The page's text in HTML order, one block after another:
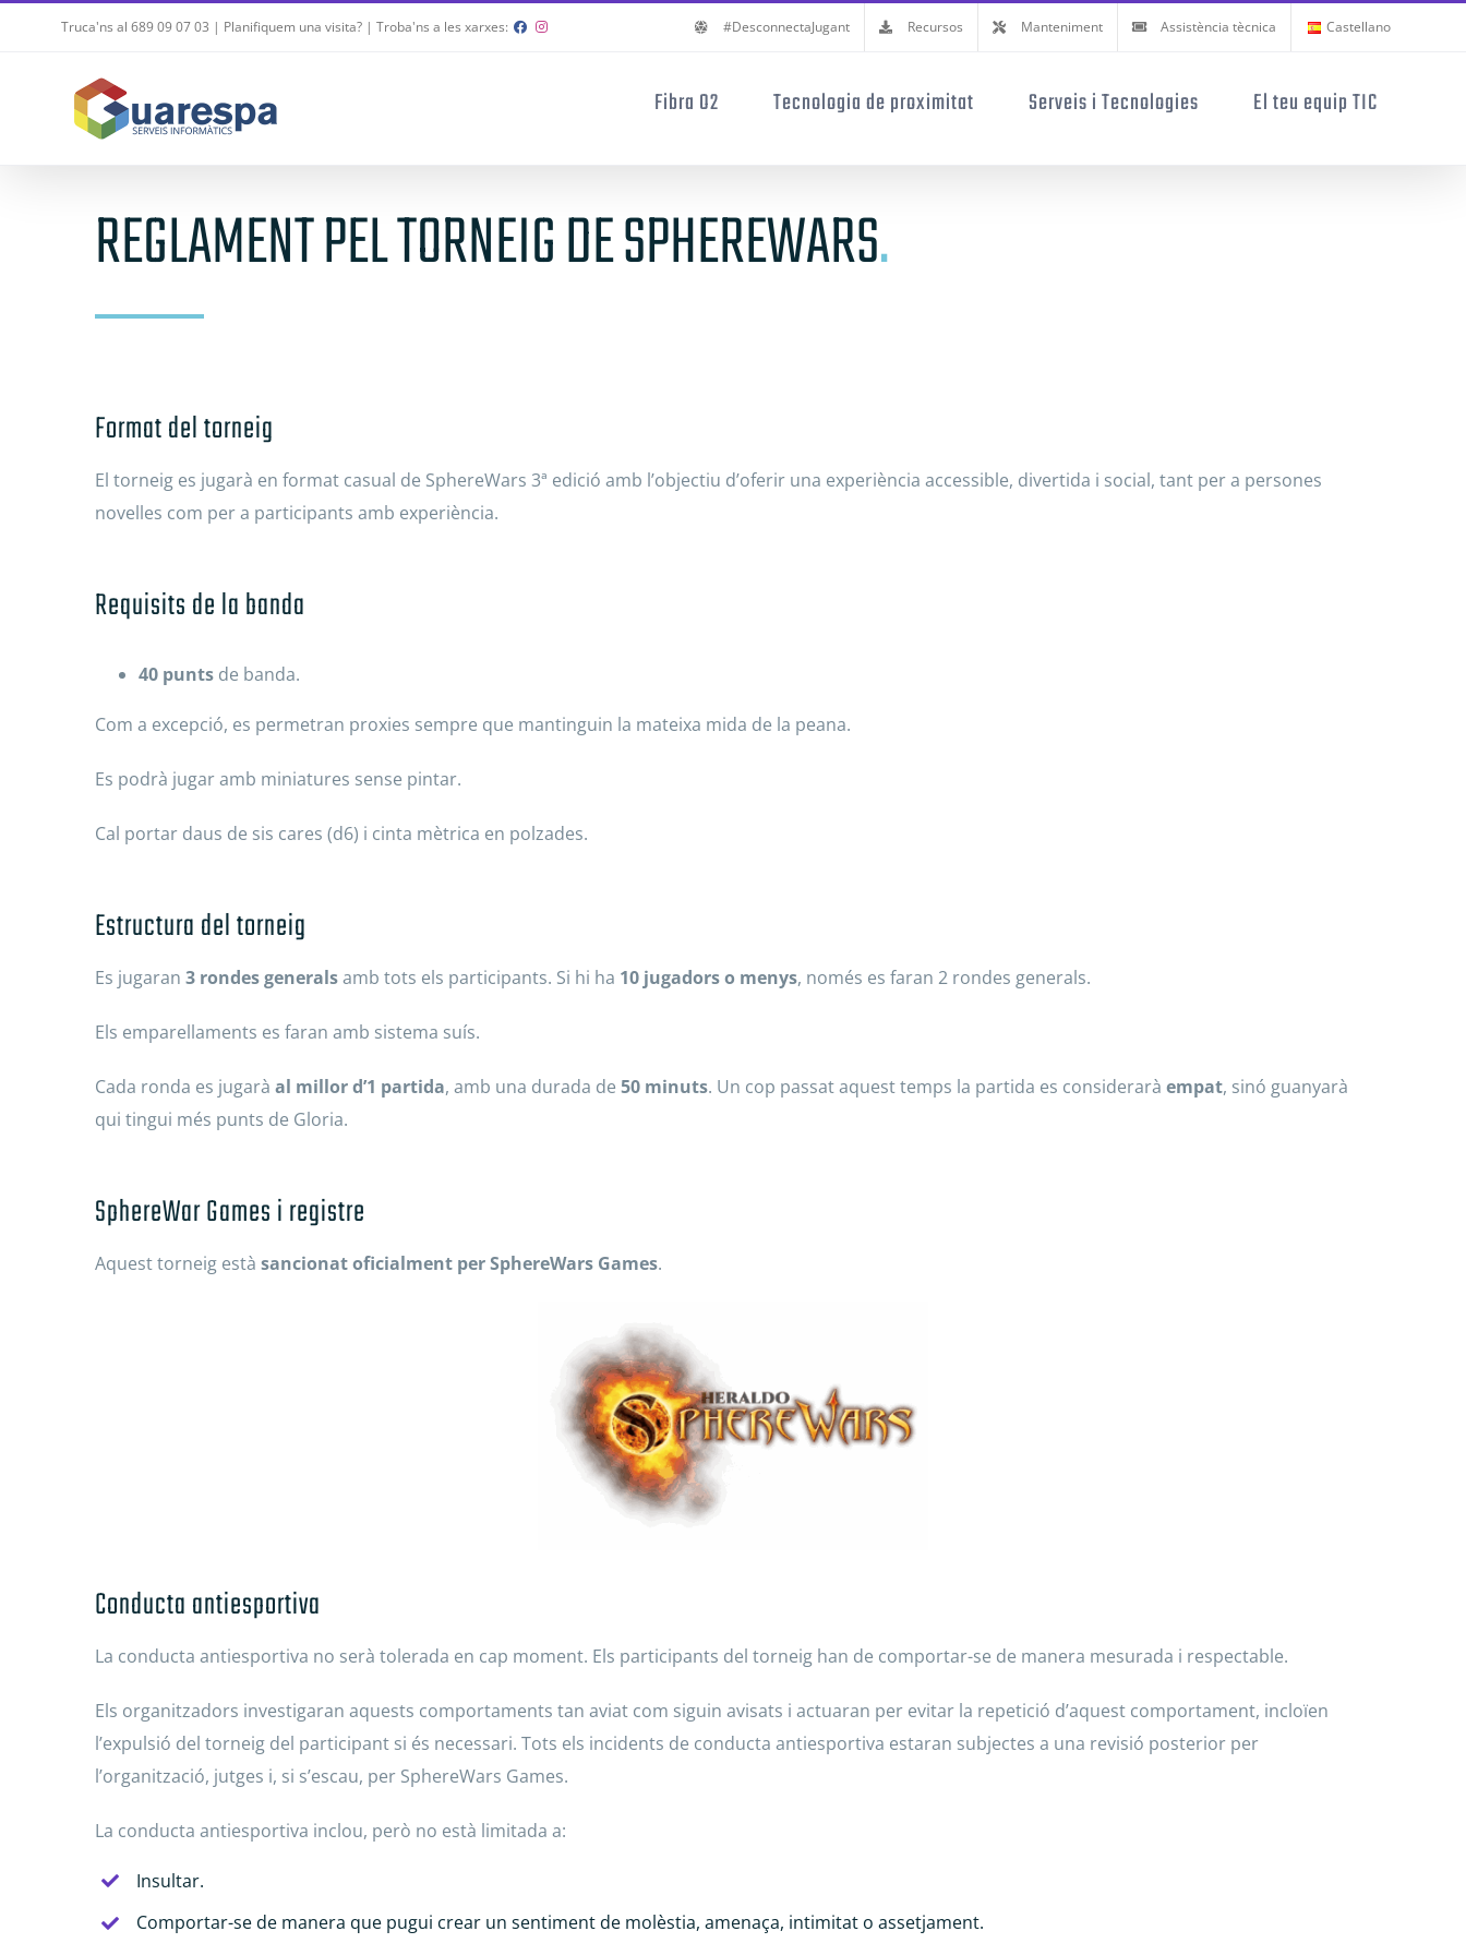
Truca'ns al 689 09 07 03 | Planifiquem una visita?| Troba'ns a les xarxes: #DesconnectaJugant Recursos Manteniment Assistència tècnica Castellano
Fibra O2 Tecnologia de proximitat Serveis i Tecnologies El teu equip TIC
REGLAMENT PEL TORNEIG DE SPHEREWARS.
Format del torneig
El torneig es jugarà en format casual de SphereWars 3ª edició amb l’objectiu d’oferir una experiència accessible, divertida i social, tant per a persones
novelles com per a participants amb experiència.
Requisits de la banda
40 puntsde banda.
Com a excepció, es permetran proxies sempre que mantinguin la mateixa mida de la peana.
Es podrà jugar amb miniatures sense pintar.
Cal portar daus de sis cares (d6) i cinta mètrica en polzades.
Estructura del torneig
Es jugaran 3 rondes generalsamb tots els participants. Si hi ha 10 jugadors o menys, només es faran 2 rondes generals.
Els emparellaments es faran amb sistema suís.
Cada ronda es jugarà al millor d’1 partida, amb una durada de 50 minuts. Un cop passat aquest temps la partida es considerarà empat, sinó guanyarà
qui tingui més punts de Gloria.
SphereWar Games i registre
Aquest torneig està sancionat oficialment perSphereWars Games.
Conducta antiesportiva
La conducta antiesportiva no serà tolerada en cap moment. Els participants del torneig han de comportar-se de manera mesurada i respectable.
Els organitzadors investigaran aquests comportaments tan aviat com siguin avisats i actuaran per evitar la repetició d’aquest comportament, incloïen
l’expulsió del torneig del participant si és necessari. Tots els incidents de conducta antiesportiva estaran subjectes a una revisió posterior per
l’organització, jutges i, si s’escau, per SphereWars Games.
La conducta antiesportiva inclou, però no està limitada a:
Insultar.
Comportar-se de manera que pugui crear un sentiment de molèstia, amenaça, intimitat o assetjament.